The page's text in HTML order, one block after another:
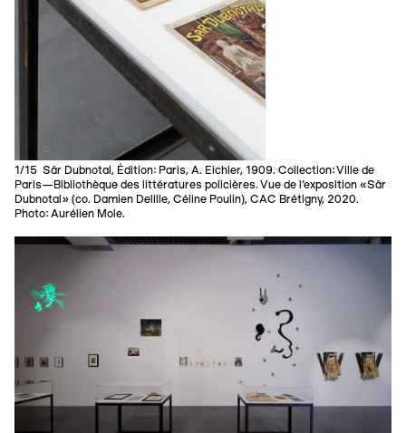
1/15 Sâr Dubnotal, Édition: Paris, A. Eichler, 1909. Collection: Ville de
Paris—Bibliothèque des littératures policières. Vue de l’exposition «Sâr
Dubnotal» (co. Damien Delille, Céline Poulin), CAC Brétigny, 2020.
Photo: Aurélien Mole.